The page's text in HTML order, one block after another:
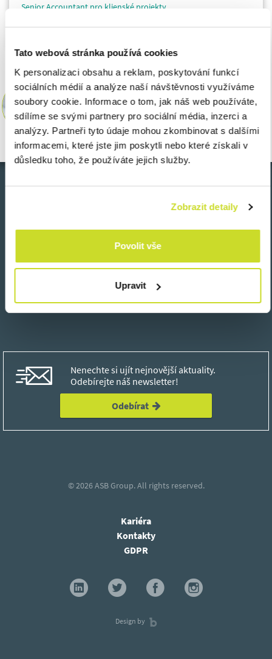
Tato webová stránka používá cookies
K personalizaci obsahu a reklam, poskytování funkcí
sociálních médií a analýze naší návštěvnosti využíváme
soubory cookie. Informace o tom, jak náš web používáte,
sdílíme se svými partnery pro sociální média, inzerci a
analýzy. Partneři tyto údaje mohou zkombinovat s dalšími
informacemi, které jste jim poskytli nebo které získali v
důsledku toho, že používáte jejich služby.
Zobrazit detaily
Povolit vše
Upravit
Senior Accountant pro klienské projekty
Simona Szajterová
HR Manager
ASB Group | Czech Republic
sszajterova@asbgroup.eu
Nenechte si ujít nejnovější aktuality.
Odebírejte náš newsletter!
Odebírat
© 2026ASB Group.All rights reserved.
Kariéra
Kontakty
GDPR
Design by